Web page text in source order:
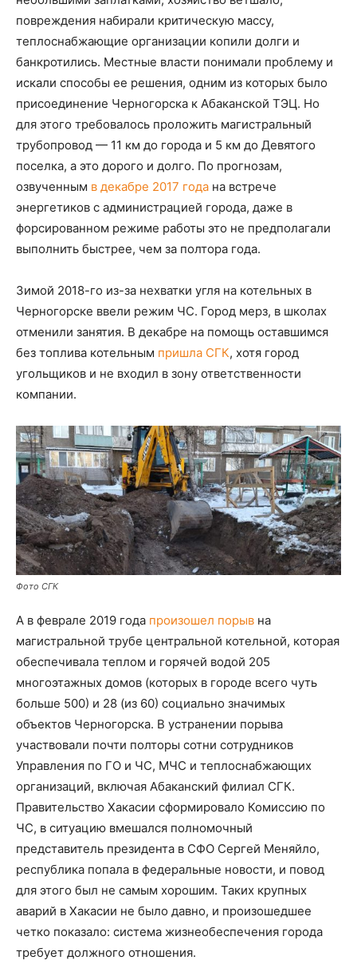
повреждения набирали критическую массу,
теплоснабжающие организации копили долги и
банкротились. Местные власти понимали проблему и
искали способы ее решения, одним из которых было
присоединение Черногорска к Абаканской ТЭЦ. Но
для этого требовалось проложить магистральный
трубопровод — 11 км до города и 5 км до Девятого
поселка, а это дорого и долго. По прогнозам,
озвученным в декабре 2017 года на встрече
энергетиков с администрацией города, даже в
форсированном режиме работы это не предполагали
выполнить быстрее, чем за полтора года.
Зимой 2018-го из-за нехватки угля на котельных в
Черногорске ввели режим ЧС. Город мерз, в школах
отменили занятия. В декабре на помощь оставшимся
без топлива котельным пришла СГК, хотя город
угольщиков и не входил в зону ответственности
компании.
Фото СГК
А в феврале 2019 года произошел порыв на
магистральной трубе центральной котельной, которая
обеспечивала теплом и горячей водой 205
многоэтажных домов (которых в городе всего чуть
больше 500) и 28 (из 60) социально значимых
объектов Черногорска. В устранении порыва
участвовали почти полторы сотни сотрудников
Управления по ГО и ЧС, МЧС и теплоснабжающих
организаций, включая Абаканский филиал СГК.
Правительство Хакасии сформировало Комиссию по
ЧС, в ситуацию вмешался полномочный
представитель президента в СФО Сергей Меняйло,
республика попала в федеральные новости, и повод
для этого был не самым хорошим. Таких крупных
аварий в Хакасии не было давно, и произошедшее
четко показало: система жизнеобеспечения города
требует должного отношения.